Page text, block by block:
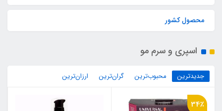
محصول کشور
اسپری و سرم مو
جدیدترین محبوب‌ترین گران‌ترین ارزان‌ترین
34٪